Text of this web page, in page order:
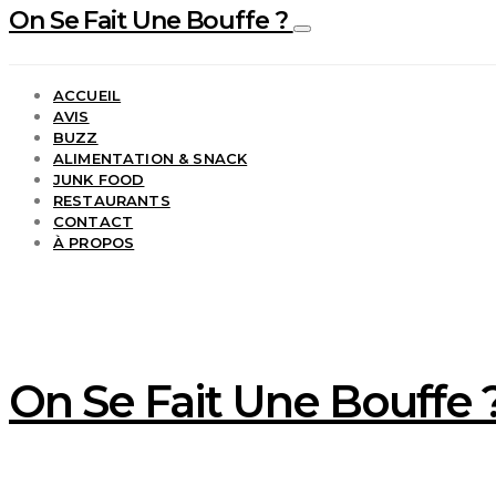
On Se Fait Une Bouffe ?
ACCUEIL
AVIS
BUZZ
ALIMENTATION & SNACK
JUNK FOOD
RESTAURANTS
CONTACT
À PROPOS
On Se Fait Une Bouffe